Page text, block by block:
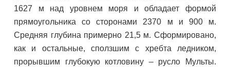
1627 м над уровнем моря и обладает формой
прямоугольника со сторонами 2370 м и 900 м.
Средняя глубина примерно 21,5 м. Сформировано,
как и остальные, сползшим с хребта ледником,
прорывшим глубокую котловину – русло Мульты.